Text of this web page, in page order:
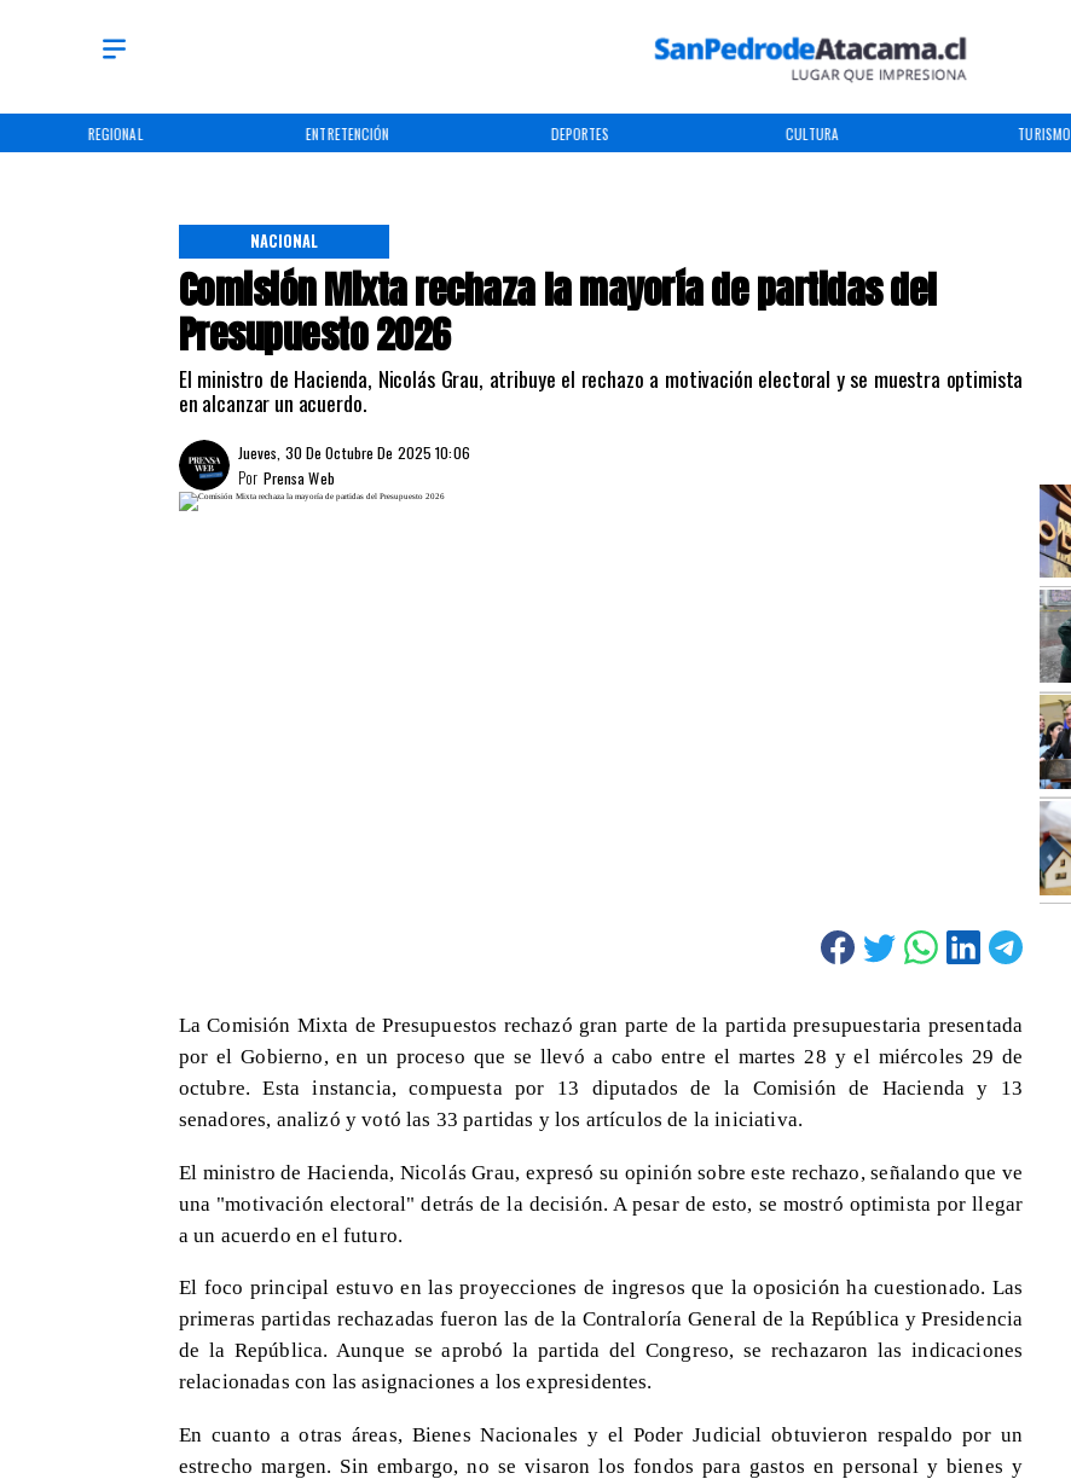
REGIONAL ENTRETENCIÓN DEPORTES CULTURA TURISMO
Comisión Mixta rechaza la mayoría de partidas del
Presupuesto 2026
El ministro de Hacienda, Nicolás Grau, atribuye el rechazo a motivación electoral y se muestra optimista
en alcanzar un acuerdo.
NACIONAL
Jueves, 30 De Octubre De 2025 10:06
Prensa Web
Por
La Comisión Mixta de Presupuestos rechazó gran parte de la partida presupuestaria presentada
por el Gobierno, en un proceso que se llevó a cabo entre el martes 28 y el miércoles 29 de
octubre. Esta instancia, compuesta por 13 diputados de la Comisión de Hacienda y 13
senadores, analizó y votó las 33 partidas y los artículos de la iniciativa.
El ministro de Hacienda, Nicolás Grau, expresó su opinión sobre este rechazo, señalando que ve
una "motivación electoral" detrás de la decisión. A pesar de esto, se mostró optimista por llegar
a un acuerdo en el futuro.
El foco principal estuvo en las proyecciones de ingresos que la oposición ha cuestionado. Las
primeras partidas rechazadas fueron las de la Contraloría General de la República y Presidencia
de la República. Aunque se aprobó la partida del Congreso, se rechazaron las indicaciones
relacionadas con las asignaciones a los expresidentes.
En cuanto a otras áreas, Bienes Nacionales y el Poder Judicial obtuvieron respaldo por un
estrecho margen. Sin embargo, no se visaron los fondos para gastos en personal y bienes y